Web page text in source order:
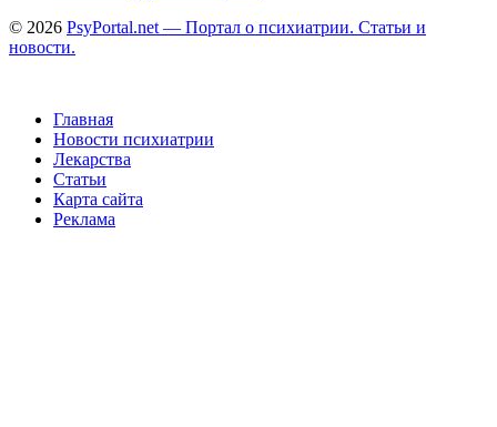
© 2026 PsyPortal.net — Портал о психиатрии. Статьи и
новости.
Главная
Новости психиатрии
Лекарства
Статьи
Карта сайта
Реклама